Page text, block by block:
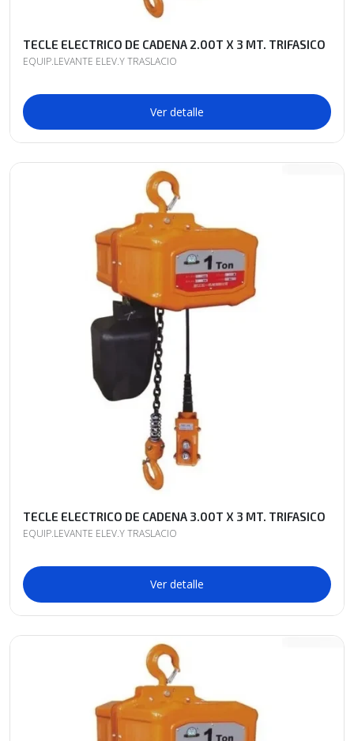
TECLE ELECTRICO DE CADENA 2.00T X 3 MT. TRIFASICO
EQUIP.LEVANTE ELEV.Y TRASLACIO
Ver detalle
TECLE ELECTRICO DE CADENA 3.00T X 3 MT. TRIFASICO
EQUIP.LEVANTE ELEV.Y TRASLACIO
Ver detalle